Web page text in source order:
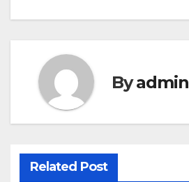
Byadmin
Related Post